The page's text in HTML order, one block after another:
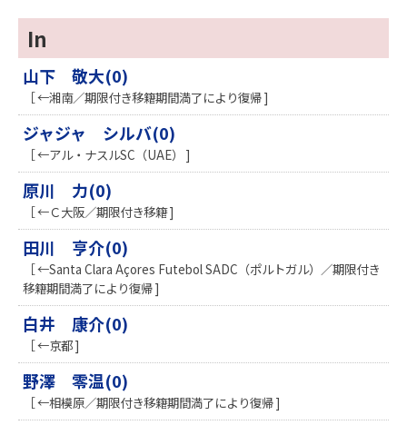
In
山下 敬大(0)
［ ←湘南／期限付き移籍期間満了により復帰 ]
ジャジャ シルバ(0)
［ ←アル・ナスルSC（UAE） ]
原川 力(0)
［ ←Ｃ大阪／期限付き移籍 ]
田川 亨介(0)
［ ←Santa Clara Açores Futebol SADC（ポルトガル）／期限付き
移籍期間満了により復帰 ]
白井 康介(0)
［ ←京都 ]
野澤 零温(0)
［ ←相模原／期限付き移籍期間満了により復帰 ]